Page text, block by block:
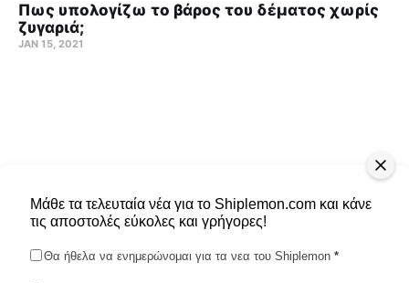
Πως υπολογίζω το βάρος του δέματος χωρίς
ζυγαριά;
JAN 15, 2021
Μάθε τα τελευταία νέα για το Shiplemon.com και κάνε
τις αποστολές εύκολες και γρήγορες!
Θα ήθελα να ενημερώνομαι για τα νεα του Shiplemon *